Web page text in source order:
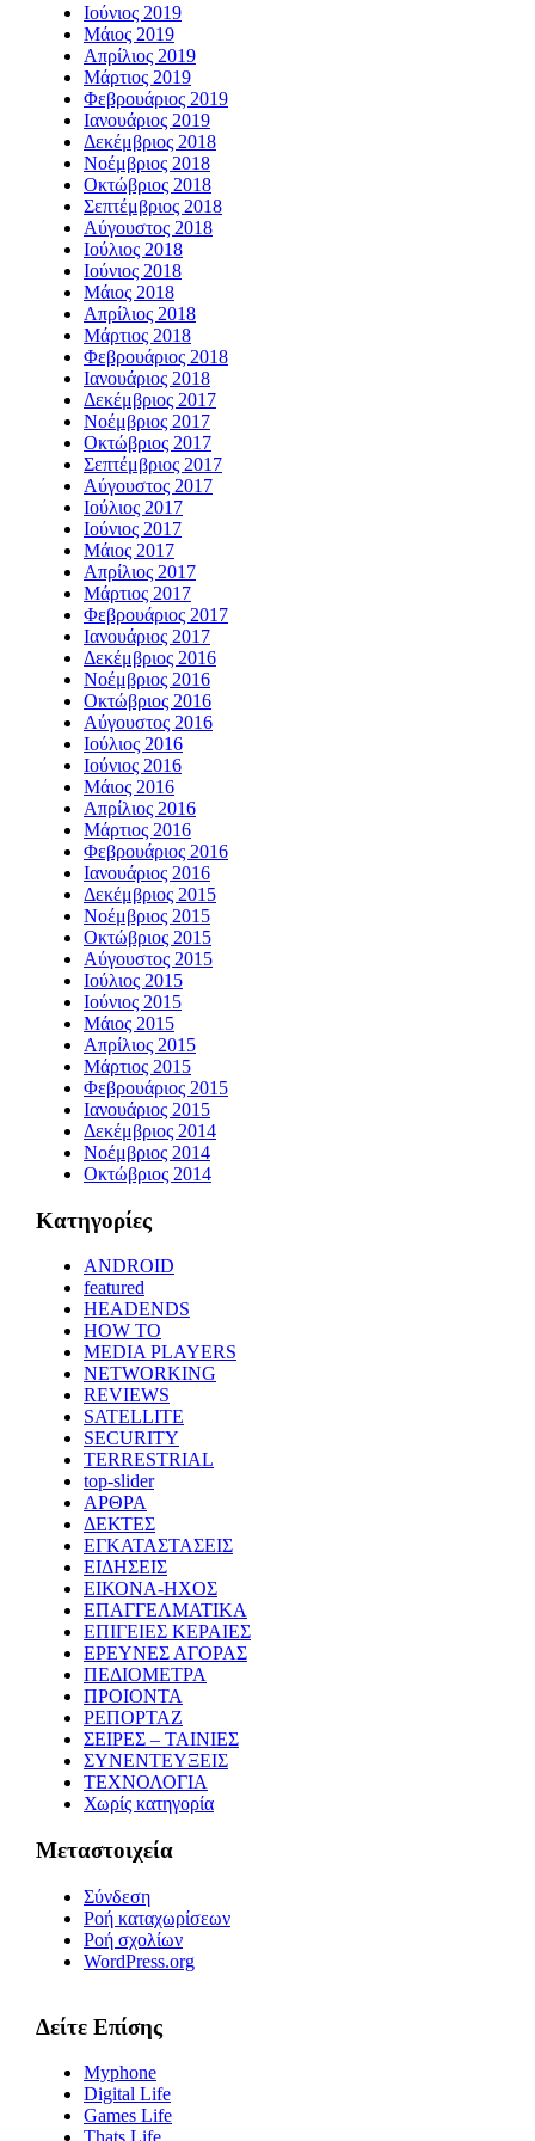
Ιούνιος 2019
Μάιος 2019
Απρίλιος 2019
Μάρτιος 2019
Φεβρουάριος 2019
Ιανουάριος 2019
Δεκέμβριος 2018
Νοέμβριος 2018
Οκτώβριος 2018
Σεπτέμβριος 2018
Αύγουστος 2018
Ιούλιος 2018
Ιούνιος 2018
Μάιος 2018
Απρίλιος 2018
Μάρτιος 2018
Φεβρουάριος 2018
Ιανουάριος 2018
Δεκέμβριος 2017
Νοέμβριος 2017
Οκτώβριος 2017
Σεπτέμβριος 2017
Αύγουστος 2017
Ιούλιος 2017
Ιούνιος 2017
Μάιος 2017
Απρίλιος 2017
Μάρτιος 2017
Φεβρουάριος 2017
Ιανουάριος 2017
Δεκέμβριος 2016
Νοέμβριος 2016
Οκτώβριος 2016
Αύγουστος 2016
Ιούλιος 2016
Ιούνιος 2016
Μάιος 2016
Απρίλιος 2016
Μάρτιος 2016
Φεβρουάριος 2016
Ιανουάριος 2016
Δεκέμβριος 2015
Νοέμβριος 2015
Οκτώβριος 2015
Αύγουστος 2015
Ιούλιος 2015
Ιούνιος 2015
Μάιος 2015
Απρίλιος 2015
Μάρτιος 2015
Φεβρουάριος 2015
Ιανουάριος 2015
Δεκέμβριος 2014
Νοέμβριος 2014
Οκτώβριος 2014
Kατηγορίες
ANDROID
featured
HEADENDS
HOW TO
MEDIA PLAYERS
NETWORKING
REVIEWS
SATELLITE
SECURITY
TERRESTRIAL
top-slider
ΑΡΘΡΑ
ΔΕΚΤΕΣ
ΕΓΚΑΤΑΣΤΑΣΕΙΣ
ΕΙΔΗΣΕΙΣ
ΕΙΚΟΝΑ-ΗΧΟΣ
ΕΠΑΓΓΕΛΜΑΤΙΚΑ
ΕΠΙΓΕΙΕΣ ΚΕΡΑΙΕΣ
ΕΡΕΥΝΕΣ ΑΓΟΡΑΣ
ΠΕΔΙΟΜΕΤΡΑ
ΠΡΟΙΟΝΤΑ
ΡΕΠΟΡΤΑΖ
ΣΕΙΡΕΣ – ΤΑΙΝΙΕΣ
ΣΥΝΕΝΤΕΥΞΕΙΣ
ΤΕΧΝΟΛΟΓΙΑ
Χωρίς κατηγορία
Μεταστοιχεία
Σύνδεση
Ροή καταχωρίσεων
Ροή σχολίων
WordPress.org
Δείτε Επίσης
Myphone
Digital Life
Games Life